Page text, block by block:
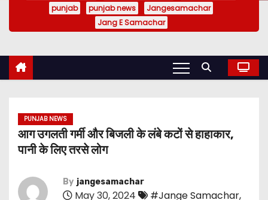
punjab
punjab news
Jangesamachar
Jang E Samachar
PUNJAB NEWS
आग उगलती गर्मी और बिजली के लंबे कटों से हाहाकार,
पानी के लिए तरसे लोग
By jangesamachar
May 30, 2024 #Jange Samachar,